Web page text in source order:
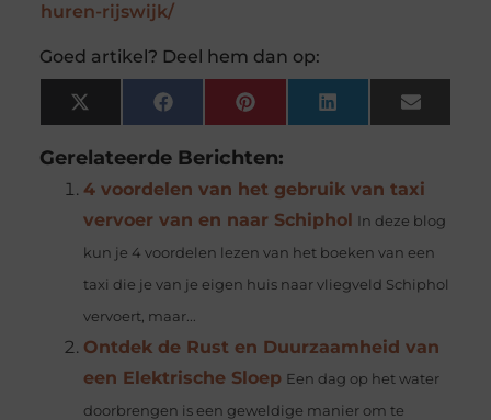
huren-rijswijk/
Goed artikel? Deel hem dan op:
X
(Twitter)
FacebookPinterest LinkedIn Email
Gerelateerde Berichten:
4 voordelen van het gebruik van taxi
vervoer van en naar Schiphol In deze blog
kun je 4 voordelen lezen van het boeken van een
taxi die je van je eigen huis naar vliegveld Schiphol
vervoert, maar...
Ontdek de Rust en Duurzaamheid van
een Elektrische Sloep Een dag op het water
doorbrengen is een geweldige manier om te